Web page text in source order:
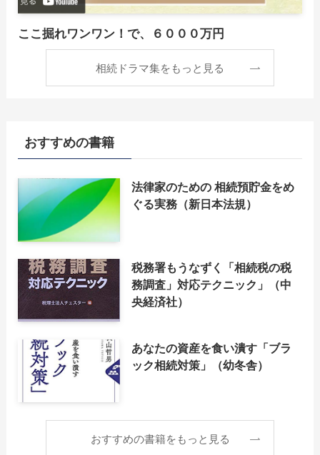
ここ掘れワンワン！で、６０００万円
相続ドラマ集をもっと見る
おすすめの書籍
法律家のための 相続預貯金をめ
ぐる実務（新日本法規）
税務署もうなずく「相続税の税
務調査」対応テクニック」（中
央経済社）
あなたの資産を食い潰す「ブラ
ック相続対策」（幼冬舎）
おすすめの書籍をもっと見る